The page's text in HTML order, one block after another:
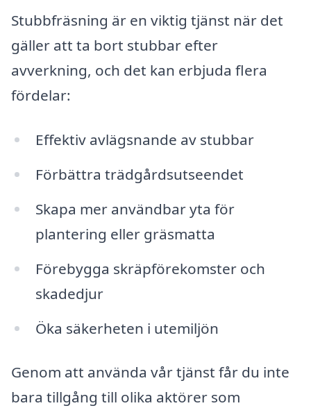
Stubbfräsning är en viktig tjänst när det
gäller att ta bort stubbar efter
avverkning, och det kan erbjuda flera
fördelar:
Effektiv avlägsnande av stubbar
Förbättra trädgårdsutseendet
Skapa mer användbar yta för
plantering eller gräsmatta
Förebygga skräpförekomster och
skadedjur
Öka säkerheten i utemiljön
Genom att använda vår tjänst får du inte
bara tillgång till olika aktörer som